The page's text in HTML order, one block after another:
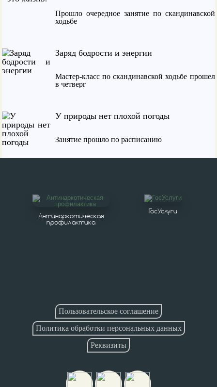
Прошло очередное занятие по скандинавской
ходьбе
Заряд бодрости и энергии
Мастер-класс по скандинавской ходьбе прошел
в четверг
У природы нет плохой погоды
Занятие прошло по расписанию
Прошло занятие по скандинавской ходьбе
Прогулка с пользой
Прошло занятие по ОФП и скандинавской
ходьбе
День семьи, любви и верности
Антинаркотическая
профилактика
ГосУслуги
Пользовательское соглашение
Политика обработки персональных данных
Реквизиты